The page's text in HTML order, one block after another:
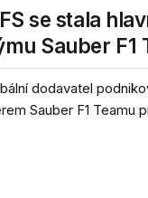
se stala
Sauber F1
dodavatel
Sauber F1 Teamu